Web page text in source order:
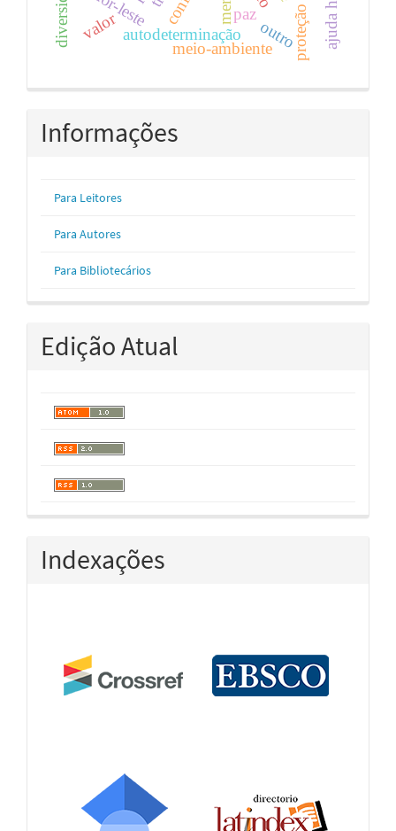
valor autodeterminação
meio-ambiente
paz
outroproteção
Informações
Para Leitores
Para Autores
Para Bibliotecários
Edição Atual
Indexações